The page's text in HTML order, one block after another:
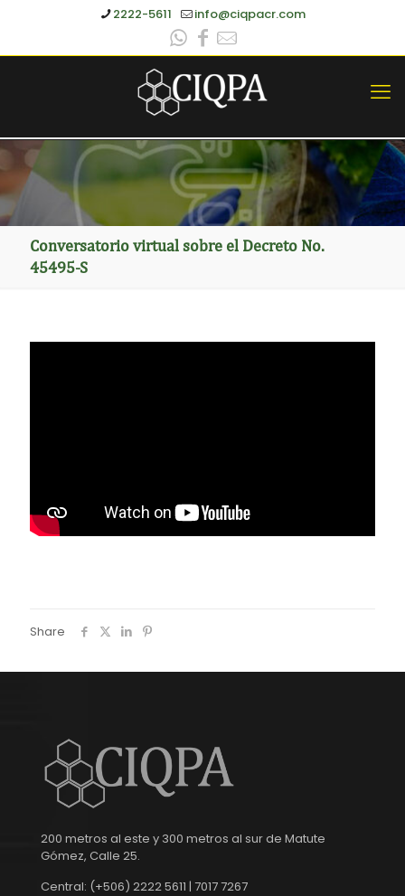
2222-5611 info@ciqpacr.com
Conversatorio virtual sobre el Decreto No.
45495-S
Share
200 metros al este y 300 metros al sur de Matute
Gómez, Calle 25.
Central: (+506) 2222 5611 | 7017 7267